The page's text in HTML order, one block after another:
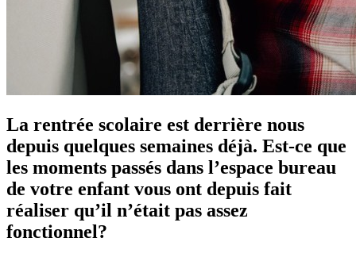
La rentrée scolaire est derrière nous
depuis quelques semaines déjà. Est-ce que
les moments passés dans l’espace bureau
de votre enfant vous ont depuis fait
réaliser qu’il n’était pas assez
fonctionnel?